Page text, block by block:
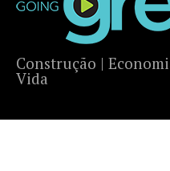
Construção |
Vida